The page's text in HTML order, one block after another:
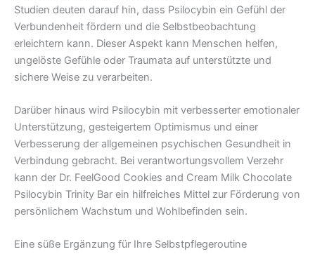
Studien deuten darauf hin, dass Psilocybin ein Gefühl der
Verbundenheit fördern und die Selbstbeobachtung
erleichtern kann. Dieser Aspekt kann Menschen helfen,
ungelöste Gefühle oder Traumata auf unterstützte und
sichere Weise zu verarbeiten.
Darüber hinaus wird Psilocybin mit verbesserter emotionaler
Unterstützung, gesteigertem Optimismus und einer
Verbesserung der allgemeinen psychischen Gesundheit in
Verbindung gebracht. Bei verantwortungsvollem Verzehr
kann der Dr. FeelGood Cookies and Cream Milk Chocolate
Psilocybin Trinity Bar ein hilfreiches Mittel zur Förderung von
persönlichem Wachstum und Wohlbefinden sein.
Eine süße Ergänzung für Ihre Selbstpflegeroutine